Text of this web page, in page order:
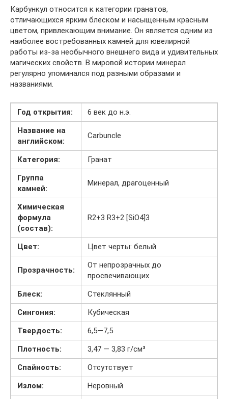
Карбункул относится к категории гранатов,
отличающихся ярким блеском и насыщенным красным
цветом, привлекающим внимание. Он является одним из
наиболее востребованных камней для ювелирной
работы из-за необычного внешнего вида и удивительных
магических свойств. В мировой истории минерал
регулярно упоминался под разными образами и
названиями.
Год открытия:
6 век до н.э.
Название на
английском:
Carbuncle
Категория:
Гранат
Группа
камней:
Минерал, драгоценный
Химическая
формула
(состав):
R2+3 R3+2 [SiO4]3
Цвет: Цвет черты: белый
Прозрачность:
От непрозрачных до
просвечивающих
Блеск:
Стеклянный
Сингония:
Кубическая
Твердость:
6,5—7,5
Плотность:
3,47 — 3,83 г/см³
Спайность:
Отсутствует
Излом:
Неровный